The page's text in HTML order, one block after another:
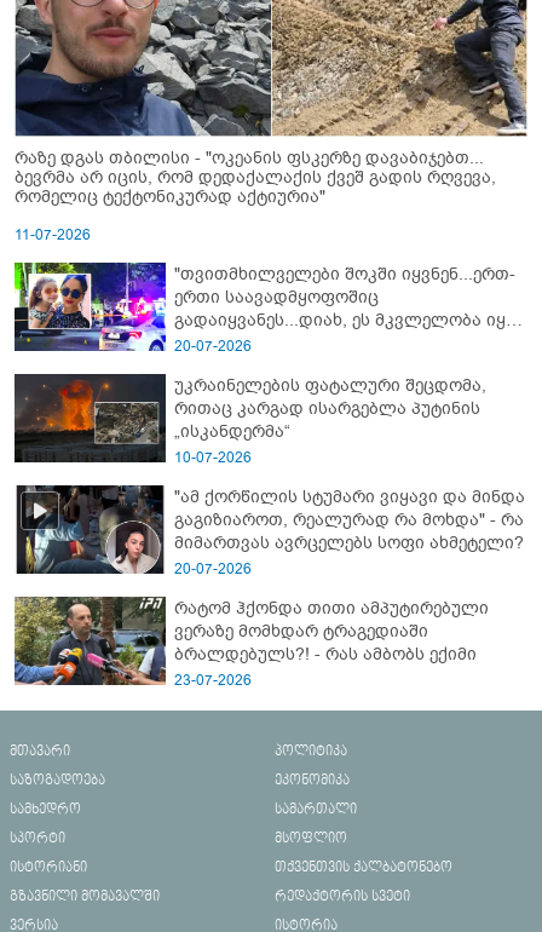
რაზე დგას თბილისი - "ოკეანის ფსკერზე დავაბიჯებთ...
ბევრმა არ იცის, რომ დედაქალაქის ქვეშ გადის რღვევა,
რომელიც ტექტონიკურად აქტიურია"
11-07-2026
"თვითმხილველები შოკში იყვნენ...ერთ-
ერთი საავადმყოფოშიც
გადაიყვანეს...დიახ, ეს მკვლელობა იყო"
- გორში დატრიალებული ტრაგედიის
20-07-2026
უკრაინელების ფატალური შეცდომა,
რითაც კარგად ისარგებლა პუტინის
„ისკანდერმა“
10-07-2026
"ამ ქორწილის სტუმარი ვიყავი და მინდა
გაგიზიაროთ, რეალურად რა მოხდა" - რა
მიმართვას ავრცელებს სოფი ახმეტელი?
20-07-2026
რატომ ჰქონდა თითი ამპუტირებული
ვერაზე მომხდარ ტრაგედიაში
ბრალდებულს?! - რას ამბობს ექიმი
23-07-2026
მთავარი
პოლიტიკა
საზოგადოება
ეკონომიკა
სამხედრო
სამართალი
სპორტი
მსოფლიო
ისტორიანი
თქვენთვის ქალბატონებო
გზავნილი მომავალში
რედაქტორის სვეტი
ვერსია
ისტორია